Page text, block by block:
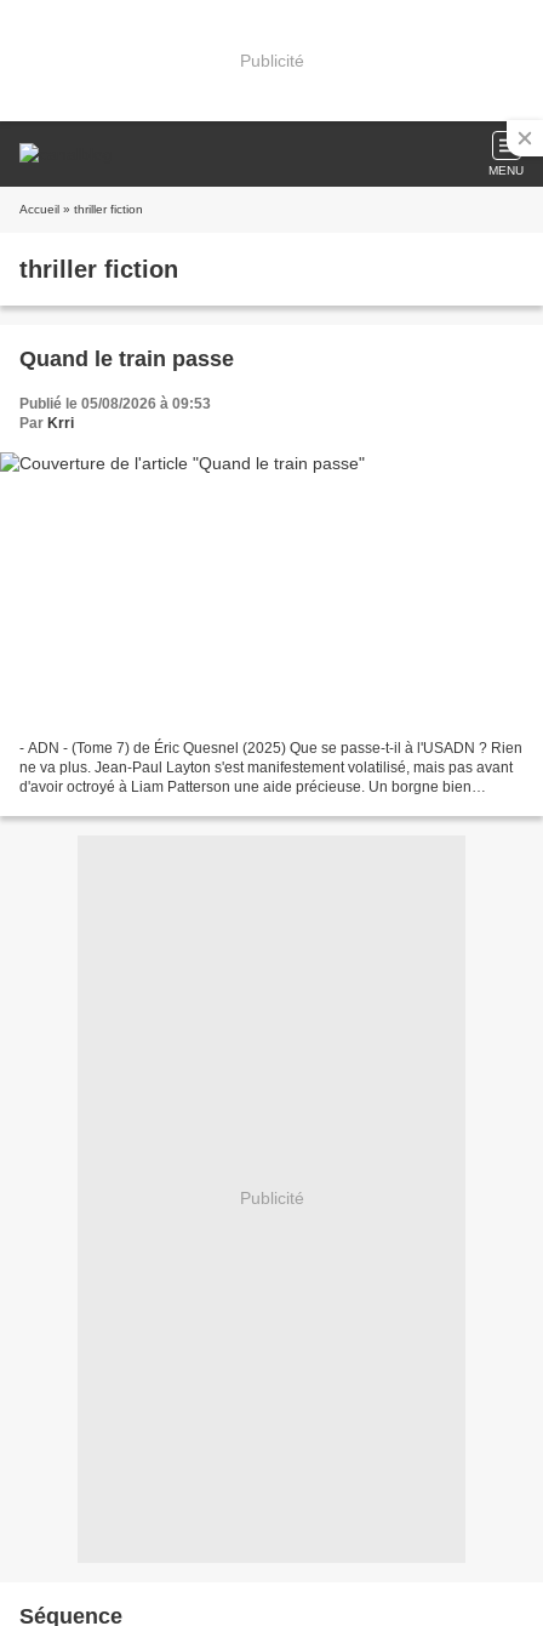
Publicité
MENU
Accueil » thriller fiction
thriller fiction
Quand le train passe
Publié le 05/08/2026 à 09:53
Par Krri
- ADN - (Tome 7) de Éric Quesnel (2025) Que se passe-t-il à l'USADN ? Rien
ne va plus. Jean-Paul Layton s'est manifestement volatilisé, mais pas avant
d'avoir octroyé à Liam Patterson une aide précieuse. Un borgne bien
Publicité
Séquence